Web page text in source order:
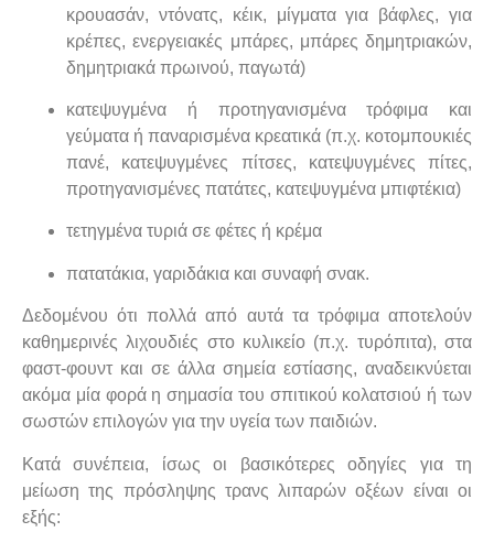
κρουασάν, ντόνατς, κέικ, μίγματα για βάφλες, για
κρέπες, ενεργειακές μπάρες, μπάρες δημητριακών,
δημητριακά πρωινού, παγωτά)
κατεψυγμένα ή προτηγανισμένα τρόφιμα και
γεύματα ή παναρισμένα κρεατικά (π.χ. κοτομπουκιές
πανέ, κατεψυγμένες πίτσες, κατεψυγμένες πίτες,
προτηγανισμένες πατάτες, κατεψυγμένα μπιφτέκια)
τετηγμένα τυριά σε φέτες ή κρέμα
πατατάκια, γαριδάκια και συναφή σνακ.
Δεδομένου ότι πολλά από αυτά τα τρόφιμα αποτελούν
καθημερινές λιχουδιές στο κυλικείο (π.χ. τυρόπιτα), στα
φαστ-φουντ και σε άλλα σημεία εστίασης, αναδεικνύεται
ακόμα μία φορά η σημασία του σπιτικού κολατσιού ή των
σωστών επιλογών για την υγεία των παιδιών.
Κατά συνέπεια, ίσως οι βασικότερες οδηγίες για τη
μείωση της πρόσληψης τρανς λιπαρών οξέων είναι οι
εξής: